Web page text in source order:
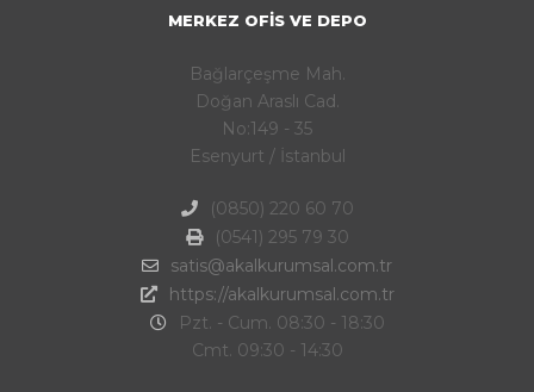
MERKEZ OFIS VE DEPO
Bağlarçeşme Mah.
Doğan Araslı Cad.
No:149 - 35
Esenyurt / İstanbul
(0850) 220 60 70
(0541) 295 79 30
satis@akalkurumsal.com.tr
https://akalkurumsal.com.tr
Pzt. - Cum. 08:30 - 18:30
Cmt. 09:30 - 14:30